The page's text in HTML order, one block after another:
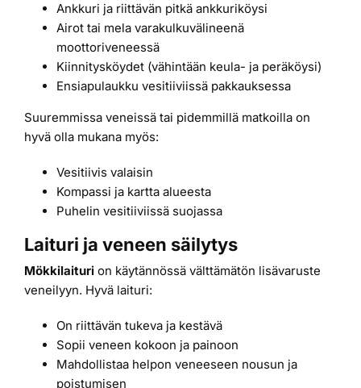
Ankkuri ja riittävän pitkä ankkuriköysi
Airot tai mela varakulkuvälineenä
moottoriveneessä
Kiinnitysköydet (vähintään keula- ja peräköysi)
Ensiapulaukku vesitiiviissä pakkauksessa
Suuremmissa veneissä tai pidemmillä matkoilla on
hyvä olla mukana myös:
Vesitiivis valaisin
Kompassi ja kartta alueesta
Puhelin vesitiiviissä suojassa
Laituri ja veneen säilytys
Mökkilaituri on käytännössä välttämätön lisävaruste
veneilyyn. Hyvä laituri:
On riittävän tukeva ja kestävä
Sopii veneen kokoon ja painoon
Mahdollistaa helpon veneeseen nousun ja
poistumisen